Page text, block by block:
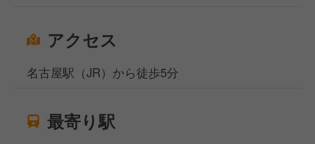
アクセス
名古屋駅（JR）から徒歩5分
最寄り駅